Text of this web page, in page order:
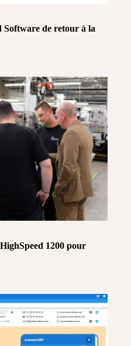
de retour à la
1200 pour